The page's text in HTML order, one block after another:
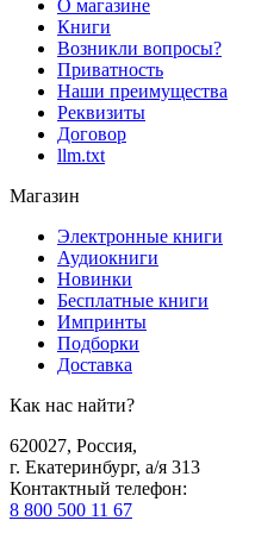
О магазине
Книги
Возникли вопросы?
Приватность
Наши преимущества
Реквизиты
Договор
llm.txt
Магазин
Электронные книги
Аудиокниги
Новинки
Бесплатные книги
Импринты
Подборки
Доставка
Как нас найти?
620027, Россия,
г. Екатеринбург, а/я 313
Контактный телефон:
8 800 500 11 67